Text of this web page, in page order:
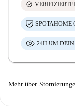
check_circle
SPOTAHOME
24H UM DEIN
Mehr über